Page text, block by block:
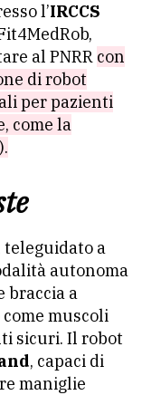
l’IRCCS
al PNRR con
di robot
per pazienti
come la
teleguidato a
autonoma
braccia a
muscoli
sicuri. Il robot
, capaci di
maniglie